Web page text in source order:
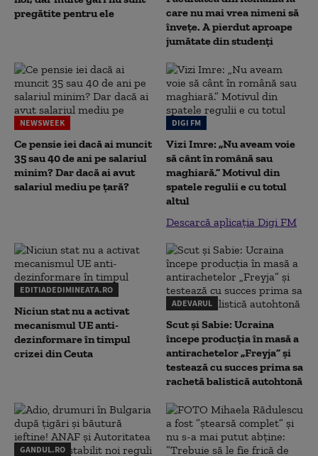
pregătite pentru ele
care nu mai vrea nimeni să
înveţe. A pierdut aproape
jumătate din studenţi
NEWSWEEK
Ce pensie iei dacă ai muncit
35 sau 40 de ani pe salariul
minim? Dar dacă ai avut
salariul mediu pe țară?
DIGI FM
Vizi Imre: „Nu aveam voie
să cânt în română sau
maghiară.” Motivul din
spatele regulii e cu totul
altul
Descarcă aplicația Digi FM
EDITIADEDIMINEATA.RO
Niciun stat nu a activat
mecanismul UE anti-
dezinformare în timpul
crizei din Ceuta
ADEVARUL
Scut și Sabie: Ucraina
începe producția în masă a
antirachetelor „Freyja” și
testează cu succes prima sa
rachetă balistică autohtonă
GANDUL.RO